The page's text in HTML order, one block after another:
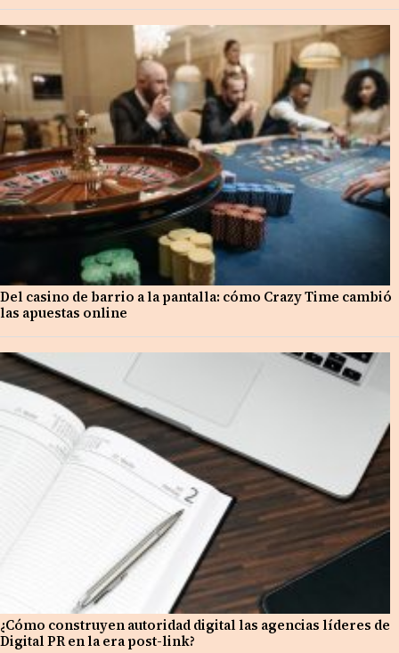
Del casino de barrio a la pantalla: cómo Crazy Time cambió
las apuestas online
¿Cómo construyen autoridad digital las agencias líderes de
Digital PR en la era post-link?